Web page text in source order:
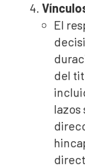
El
del
lazos